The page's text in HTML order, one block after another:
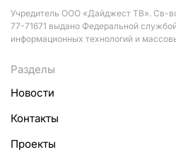
Учредитель ООО «Дайджест ТВ». Св-
77-71671 выдано Федеральной
информационных технологий и
Разделы
Новости
Контакты
Проекты